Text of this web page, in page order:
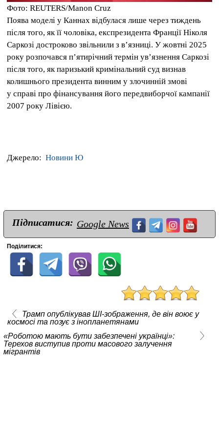
Фото: REUTERS/Manon Cruz
Поява моделі у Каннах відбулася лише через тиждень
після того, як її чоловіка, експрезидента Франції Ніколя
Саркозі достроково звільнили з вʼязниці. У жовтні 2025
року розпочався п’ятирічний термін увʼязнення Саркозі
після того, як паризький кримінальний суд визнав
колишнього президента винним у злочинній змові
у справі про фінансування його передвиборчої кампанії
2007 року Лівією.
Джерело: Новини Ю
Підписатися: Google News
Поділитися:
Трамп опублікував ШІ-зображення, де він воює у
космосі та позує з інопланетянами
«Роботою мають бути забезпечені українці»:
Терехов виступив проти масового залучення
мігрантів